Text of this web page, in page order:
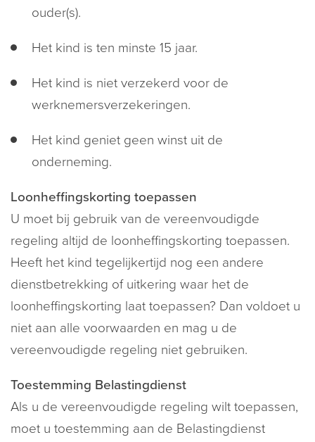
ouder(s).
Het kind is ten minste 15 jaar.
Het kind is niet verzekerd voor de
werknemersverzekeringen.
Het kind geniet geen winst uit de
onderneming.
Loonheffingskorting toepassen
U moet bij gebruik van de vereenvoudigde
regeling altijd de loonheffingskorting toepassen.
Heeft het kind tegelijkertijd nog een andere
dienstbetrekking of uitkering waar het de
loonheffingskorting laat toepassen? Dan voldoet u
niet aan alle voorwaarden en mag u de
vereenvoudigde regeling niet gebruiken.
Toestemming Belastingdienst
Als u de vereenvoudigde regeling wilt toepassen,
moet u toestemming aan de Belastingdienst